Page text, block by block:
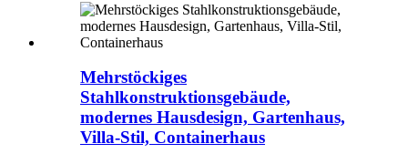
Mehrstöckiges
Stahlkonstruktionsgebäude,
modernes Hausdesign, Gartenhaus,
Villa-Stil, Containerhaus